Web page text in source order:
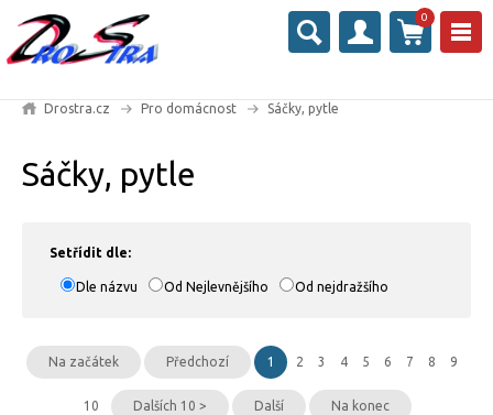
0
Drostra.cz Pro domácnost Sáčky, pytle
Sáčky, pytle
Setřídit dle:
Dle názvu Od Nejlevnějšího Od nejdražšího
Na začátek Předchozí 1 2 3 4 5 6 7 8 9
10 Dalších 10 > Další Na konec